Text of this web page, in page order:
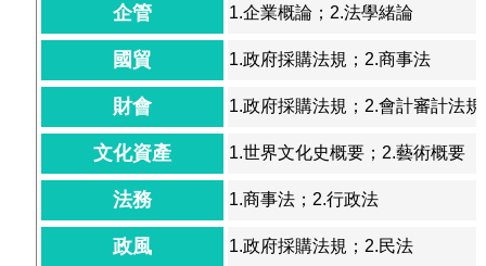
企管 1.企業概論；2.法學緒論
國貿 1.政府採購法規；2.商事法
財會 1.政府採購法規；2.會計審計法規
文化資產 1.世界文化史概要；2.藝術概要
法務 1.商事法；2.行政法
政風 1.政府採購法規；2.民法